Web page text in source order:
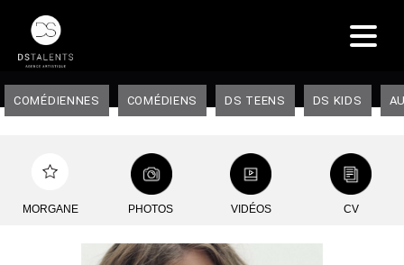
COMÉDIENNES COMÉDIENS DS TEENS DS KIDS
MORGANE PHOTOS VIDÉOS CV